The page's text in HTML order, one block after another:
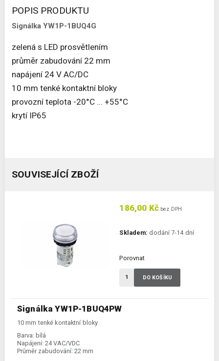
POPIS PRODUKTU
Signálka YW1P-1BUQ4G
zelená s LED prosvětlením
průměr zabudování 22 mm
napájení 24 V AC/DC
10 mm tenké kontaktní bloky
provozní teplota -20°C ... +55°C
krytí IP65
SOUVISEJÍCÍ ZBOŽÍ
Signálka YW1P-1BUQ4PW
10 mm tenké kontaktní bloky
Barva: bílá
Napájení: 24 VAC/VDC
Průměr zabudování: 22 mm
186,00 Kč bez DPH
Skladem: dodání 7-14 dní
Porovnat
DO KOŠÍKU